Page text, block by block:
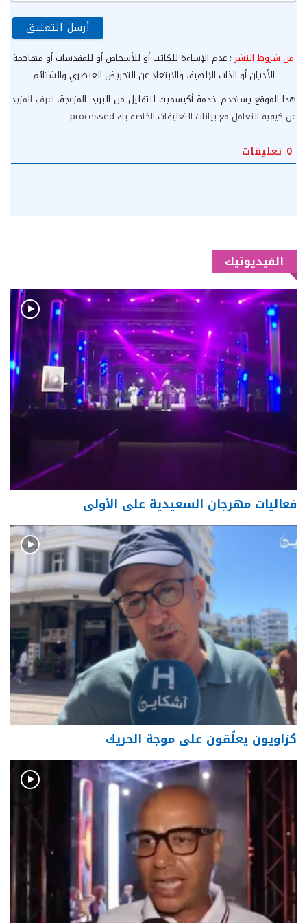
من شروط النشر : عدم الإساءة للكاتب أو للأشخاص أو للمقدسات أو مهاجمة
الأديان أو الذات الإلهية، والابتعاد عن التحريض العنصري والشتائم
هذا الموقع يستخدم خدمة أكيسميت للتقليل من البريد المزعجة. اعرف المزيد
عن كيفية التعامل مع بيانات التعليقات الخاصة بك processed
.
0 تعليقات
الفيديوتيك
فعاليات مهرجان السعيدية على الأولى
كزاويون يعلّقون على موجة الحريك